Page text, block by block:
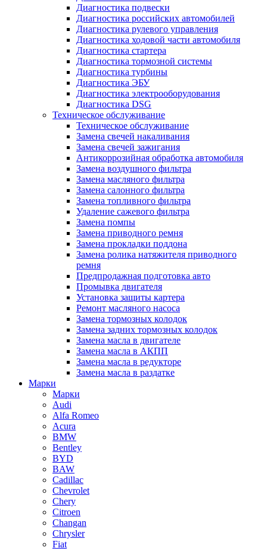
Диагностика подвески
Диагностика российских автомобилей
Диагностика рулевого управления
Диагностика ходовой части автомобиля
Диагностика стартера
Диагностика тормозной системы
Диагностика турбины
Диагностика ЭБУ
Диагностика электрооборудования
Диагностика DSG
Техническое обслуживание
Техническое обслуживание
Замена свечей накаливания
Замена свечей зажигания
Антикоррозийная обработка автомобиля
Замена воздушного фильтра
Замена масляного фильтра
Замена салонного фильтра
Замена топливного фильтра
Удаление сажевого фильтра
Замена помпы
Замена приводного ремня
Замена прокладки поддона
Замена ролика натяжителя приводного
ремня
Предпродажная подготовка авто
Промывка двигателя
Установка защиты картера
Ремонт масляного насоса
Замена тормозных колодок
Замена задних тормозных колодок
Замена масла в двигателе
Замена масла в АКПП
Замена масла в редукторе
Замена масла в раздатке
Марки
Марки
Audi
Alfa Romeo
Acura
BMW
Bentley
BYD
BAW
Cadillac
Chevrolet
Chery
Citroen
Changan
Chrysler
Fiat